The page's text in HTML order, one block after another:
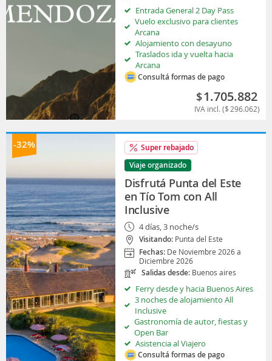
Entrada General 2 Day Pass
Vuelo exclusivo para clientes
Arcana
Alojamiento con desayuno
Traslados ida y vuelta hacia
Arcana
Consultá formas de pago
$1.705.882
IVA incl. ($ 296.062)
-32%
Super rebajado
Viaje organizado
Disfrutá Punta del Este
en Tío Tom con All
Inclusive
4 días, 3 noche/s
Visitando: Punta del Este
Fechas: De Noviembre 2026 a
Diciembre 2026
Salidas desde: Buenos aires
Ferry desde y hacia Buenos Aires
3 noches de alojamiento All
Inclusive
Gastronomía de autor, fiestas y
Open Bar
Asistencia al Viajero
Consultá formas de pago